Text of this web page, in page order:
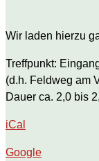
Wir laden hierzu
Treffpunkt:
(d.h. Feldweg am
Dauer ca. 2,0 bis
iCal
Google